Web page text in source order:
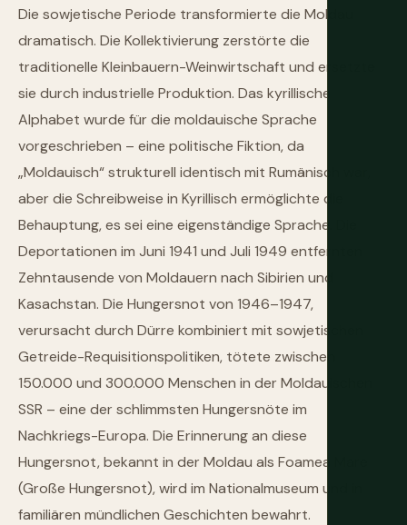
Die sowjetische Periode transformierte die Moldau
dramatisch. Die Kollektivierung zerstörte die
traditionelle Kleinbauern-Weinwirtschaft und ersetzte
sie durch industrielle Produktion. Das kyrillische
Alphabet wurde für die moldauische Sprache
vorgeschrieben – eine politische Fiktion, da
„Moldauisch“ strukturell identisch mit Rumänisch war,
aber die Schreibweise in Kyrillisch ermöglichte die
Behauptung, es sei eine eigenständige Sprache. Die
Deportationen im Juni 1941 und Juli 1949 entfernten
Zehntausende von Moldauern nach Sibirien und
Kasachstan. Die Hungersnot von 1946–1947,
verursacht durch Dürre kombiniert mit sowjetischen
Getreide-Requisitionspolitiken, tötete zwischen
150.000 und 300.000 Menschen in der Moldauischen
SSR – eine der schlimmsten Hungersnöte im
Nachkriegs-Europa. Die Erinnerung an diese
Hungersnot, bekannt in der Moldau als Foamea Mare
(Große Hungersnot), wird im Nationalmuseum und in
familiären mündlichen Geschichten bewahrt.